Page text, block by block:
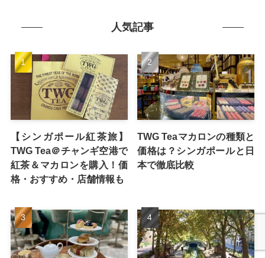
人気記事
【シンガポール紅茶旅】
TWG Tea＠チャンギ空港で
紅茶＆マカロンを購入！価
格・おすすめ・店舗情報も
TWG Teaマカロンの種類と
価格は？シンガポールと日
本で徹底比較